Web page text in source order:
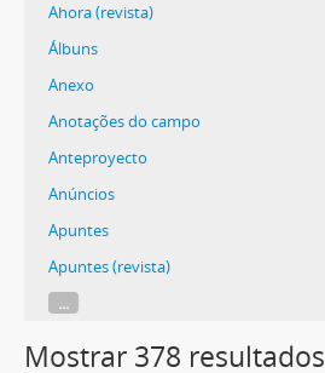
Ahora (revista)
Álbuns
Anexo
Anotações do campo
Anteproyecto
Anúncios
Apuntes
Apuntes (revista)
...
Mostrar 378 resultados